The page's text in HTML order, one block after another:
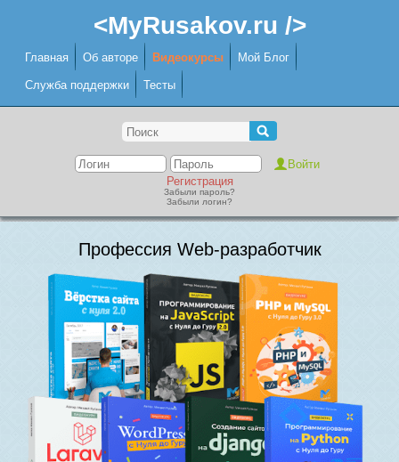
<MyRusakov.ru />
Главная Об авторе Видеокурсы Мой Блог
Служба поддержки Тесты
Регистрация
Забыли пароль?
Забыли логин?
Профессия Web-разработчик